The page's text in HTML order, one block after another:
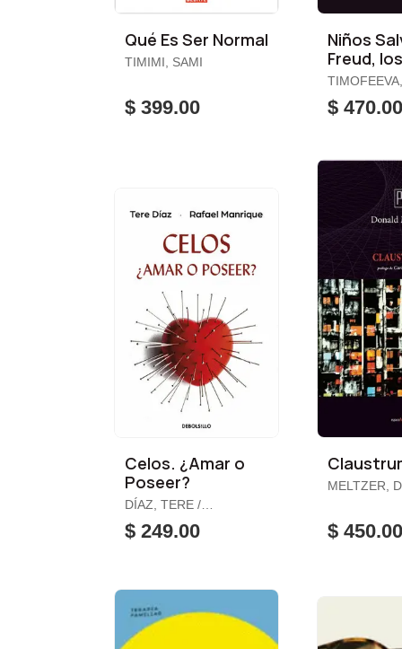
Qué Es Ser Normal
TIMIMI, SAMI
$ 399.00
Niños
Freud,
$
Celos. ¿Amar o
Poseer?
DÍAZ, TERE /
MANRIQUE, RAFAEL
$ 249.00
MELTZER,
$